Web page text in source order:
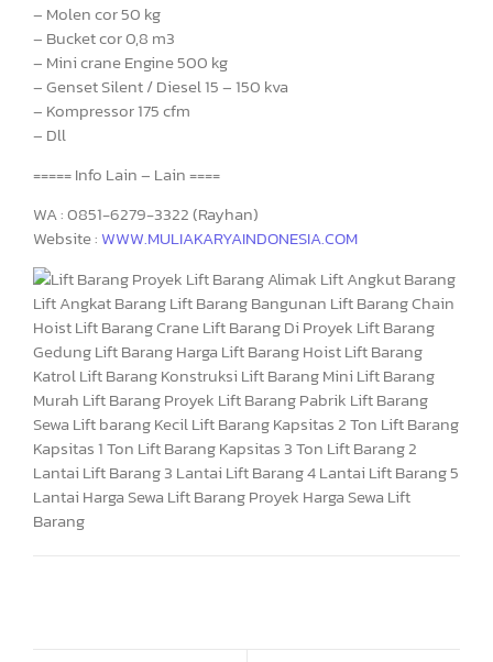
– Molen cor 50 kg
– Bucket cor 0,8 m3
– Mini crane Engine 500 kg
– Genset Silent / Diesel 15 – 150 kva
– Kompressor 175 cfm
– Dll
===== Info Lain – Lain ====
WA : 0851-6279-3322 (Rayhan)
Website : WWW.MULIAKARYAINDONESIA.COM